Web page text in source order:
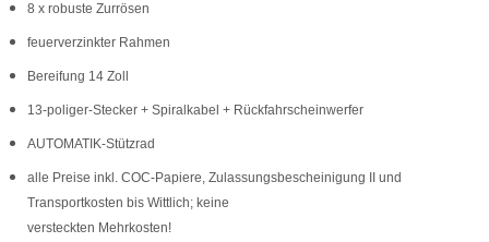
8 x robuste Zurrösen
feuerverzinkter Rahmen
Bereifung 14 Zoll
13-poliger-Stecker + Spiralkabel + Rückfahrscheinwerfer
AUTOMATIK-Stützrad
alle Preise inkl. COC-Papiere, Zulassungsbescheinigung II und
Transportkosten bis Wittlich; keine
versteckten Mehrkosten!